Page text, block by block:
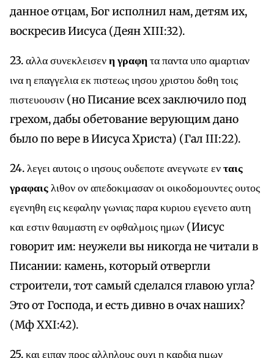
данное отцам, Бог исполнил нам, детям их,
воскресив Иисуса (Деян XIII:32).
23. αλλα συνεκλεισενη γραφητα παντα υπο αμαρτιαν
ινα η επαγγελια εκ πιστεως ιησου χριστου δοθη τοις
πιστευουσιν (но Писание всех заключило под
грехом, дабы обетование верующим дано
было по вере в Иисуса Христа) (Гал III:22).
24. λεγει αυτοις ο ιησους ουδεποτε ανεγνωτε ενταις
γραφαιςλιθον ον απεδοκιμασαν οι οικοδομουντες ουτος
εγενηθη εις κεφαλην γωνιας παρα κυριου εγενετο αυτη
και εστιν θαυμαστη εν οφθαλμοις ημων (Иисус
говорит им: неужели вы никогда не читали в
Писании: камень, который отвергли
строители, тот самый сделался главою угла?
Это от Господа, и есть дивно в очах наших?
(Мф XXI:42).
25. και ειπαν προς αλληλους ουχι η καρδια ημων